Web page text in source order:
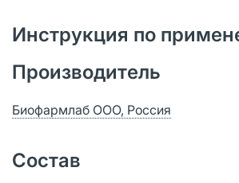
Инструкция по
Производитель
Биофармлаб ООО, Россия
Состав